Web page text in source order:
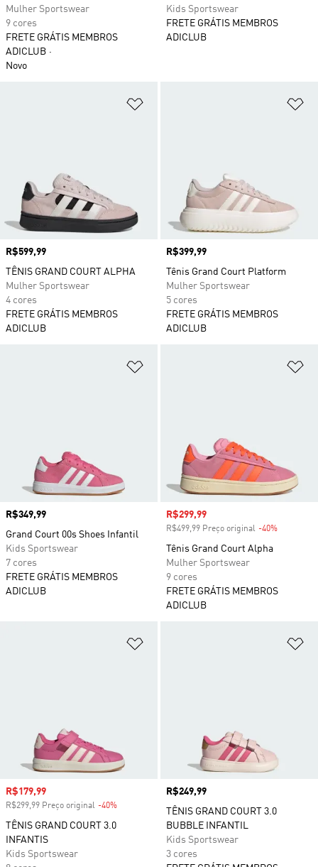
Mulher Sportswear
9 cores
FRETE GRÁTIS MEMBROS
ADICLUB
Novo
Kids Sportswear
FRETE GRÁTIS MEMBROS
ADICLUB
Preço
R$599,99
TÊNIS GRAND COURT ALPHA
Mulher Sportswear
4 cores
FRETE GRÁTIS MEMBROS
ADICLUB
Preço
R$399,99
Tênis Grand Court Platform
Mulher Sportswear
5 cores
FRETE GRÁTIS MEMBROS
ADICLUB
Preço
R$349,99
Grand Court 00s Shoes Infantil
Kids Sportswear
7 cores
FRETE GRÁTIS MEMBROS
ADICLUB
Preço com desconto
R$299,99
R$499,99 Preço original -40%
Tênis Grand Court Alpha
Mulher Sportswear
9 cores
FRETE GRÁTIS MEMBROS
ADICLUB
Preço com desconto
R$179,99
R$299,99 Preço original -40%
TÊNIS GRAND COURT 3.0
INFANTIS
Kids Sportswear
Preço
R$249,99
TÊNIS GRAND COURT 3.0
BUBBLE INFANTIL
Kids Sportswear
3 cores